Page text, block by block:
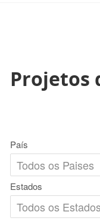
Projetos
País
Estados